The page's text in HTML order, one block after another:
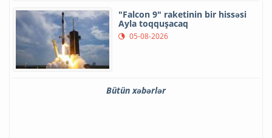
"Falcon 9" raketinin bir hissəsi
Ayla toqquşacaq
05-08-2026
Bütün xəbərlər